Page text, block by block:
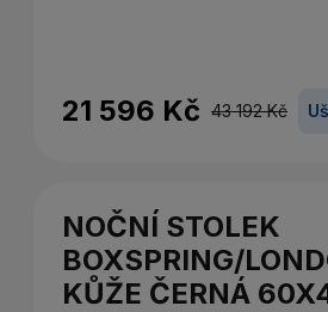
21 596 Kč 43 192 Kč
NOČNÍ STOLEK
BOXSPRING/
KŮŽE ČERNÁ